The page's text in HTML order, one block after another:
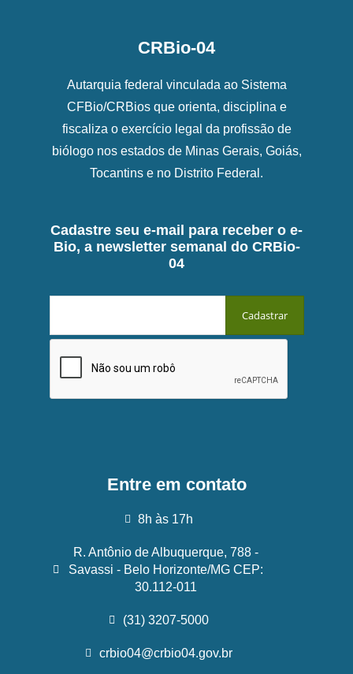
CRBio-04
Autarquia federal vinculada ao Sistema
CFBio/CRBios que orienta, disciplina e
fiscaliza o exercício legal da profissão de
biólogo nos estados de Minas Gerais, Goiás,
Tocantins e no Distrito Federal.
Cadastre seu e-mail para receber o e-
Bio, a newsletter semanal do CRBio-
04
Entre em contato
8h às 17h
R. Antônio de Albuquerque, 788 -
Savassi - Belo Horizonte/MG CEP:
30.112-011
(31) 3207-5000
crbio04@crbio04.gov.br